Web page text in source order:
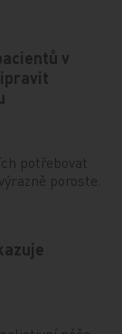
v
potřebovat
poroste.